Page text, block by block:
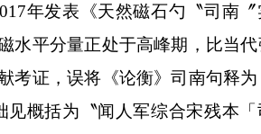
年发表《天然磁石勺〝司南〞
水平分量正处于高峰期，比当
考证，误将《论衡》司南句释
概括为〝闻人军综合宋残本「